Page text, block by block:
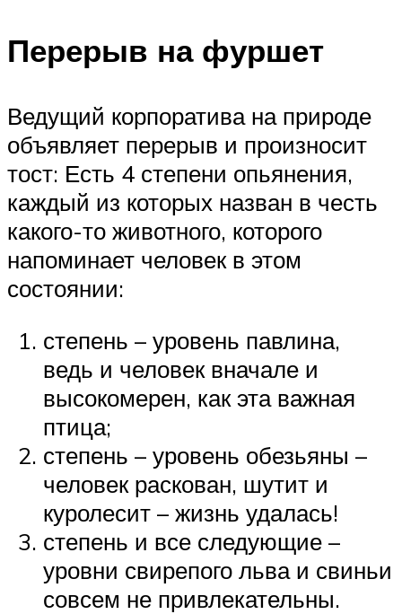
Перерыв на фуршет
Ведущий корпоратива на природе
объявляет перерыв и произносит
тост: Есть 4 степени опьянения,
каждый из которых назван в честь
какого-то животного, которого
напоминает человек в этом
состоянии:
степень – уровень павлина,
ведь и человек вначале и
высокомерен, как эта важная
птица;
степень – уровень обезьяны –
человек раскован, шутит и
куролесит – жизнь удалась!
степень и все следующие –
уровни свирепого льва и свиньи
совсем не привлекательны.